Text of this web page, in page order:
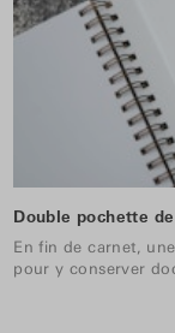
Double pochette
En fin de carnet,
pour y conserver